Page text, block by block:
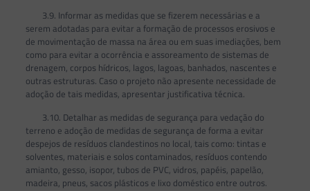
3.9. Informar as medidas que se fizerem necessárias e a
serem adotadas para evitar a formação de processos erosivos e
de movimentação de massa na área ou em suas imediações, bem
como para evitar a ocorrência e assoreamento de sistemas de
drenagem, corpos hídricos, lagos, lagoas, banhados, nascentes e
outras estruturas. Caso o projeto não apresente necessidade de
adoção de tais medidas, apresentar justificativa técnica.
3.10. Detalhar as medidas de segurança para vedação do
terreno e adoção de medidas de segurança de forma a evitar
despejos de resíduos clandestinos no local, tais como: tintas e
solventes, materiais e solos contaminados, resíduos contendo
amianto, gesso, isopor, tubos de PVC, vidros, papéis, papelão,
madeira, pneus, sacos plásticos e lixo doméstico entre outros.